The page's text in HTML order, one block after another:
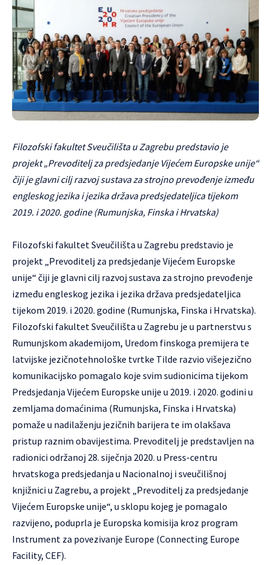
Filozofski fakultet Sveučilišta u Zagrebu predstavio je
projekt „Prevoditelj za predsjedanje Vijećem Europske unije“
čiji je glavni cilj razvoj sustava za strojno prevođenje između
engleskog jezika i jezika država predsjedateljica tijekom
2019. i 2020. godine (Rumunjska, Finska i Hrvatska)
Filozofski fakultet Sveučilišta u Zagrebu predstavio je
projekt „Prevoditelj za predsjedanje Vijećem Europske
unije“ čiji je glavni cilj razvoj sustava za strojno prevođenje
između engleskog jezika i jezika država predsjedateljica
tijekom 2019. i 2020. godine (Rumunjska, Finska i Hrvatska).
Filozofski fakultet Sveučilišta u Zagrebu je u partnerstvu s
Rumunjskom akademijom, Uredom finskoga premijera te
latvijske jezičnotehnološke tvrtke Tilde razvio višejezično
komunikacijsko pomagalo koje svim sudionicima tijekom
Predsjedanja Vijećem Europske unije u 2019. i 2020. godini u
zemljama domaćinima (Rumunjska, Finska i Hrvatska)
pomaže u nadilaženju jezičnih barijera te im olakšava
pristup raznim obavijestima. Prevoditelj je predstavljen na
radionici održanoj 28. siječnja 2020. u Press-centru
hrvatskoga predsjedanja u Nacionalnoj i sveučilišnoj
knjižnici u Zagrebu, a projekt „Prevoditelj za predsjedanje
Vijećem Europske unije“, u sklopu kojeg je pomagalo
razvijeno, poduprla je Europska komisija kroz program
Instrument za povezivanje Europe (Connecting Europe
Facility, CEF).